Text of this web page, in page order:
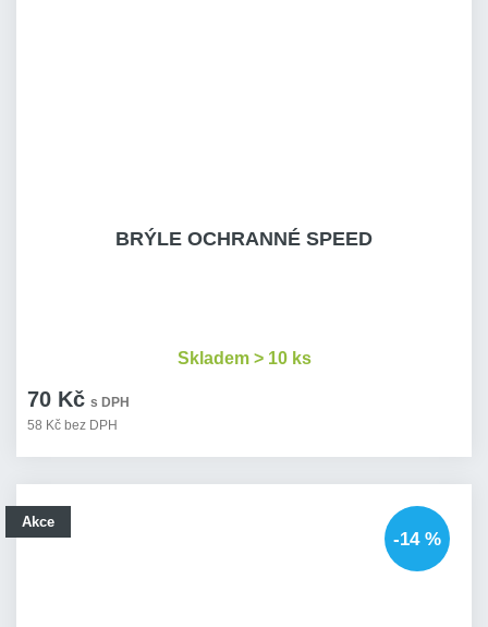
BRÝLE OCHRANNÉ SPEED
70 Kč s DPH
58 Kč bez DPH
Skladem > 10 ks
Akce
-14 %